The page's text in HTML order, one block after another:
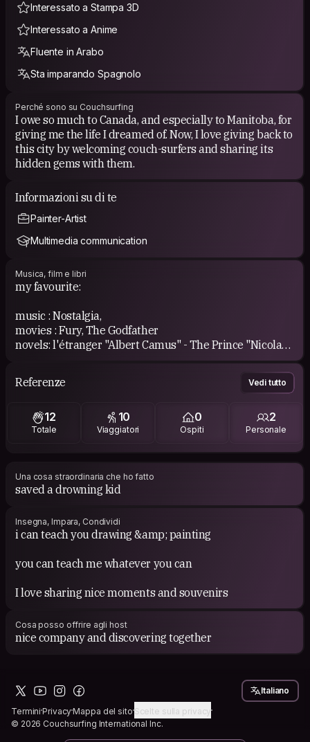
Interessato a Stampa 3D
Interessato a Anime
Fluente in Arabo
Sta imparando Spagnolo
Perché sono su Couchsurfing
I owe so much to Canada, and especially to Manitoba, for
giving me the life I dreamed of. Now, I love giving back to
this city by welcoming couch-surfers and sharing its
hidden gems with them.
Informazioni su di te
Painter-Artist
Multimedia communication
Musica, film e libri
my favourite:
music : Nostalgia,
movies : Fury, The Godfather
novels: l'étranger "Albert Camus" - The Prince "Nicolas
Referenze
Vedi tutto
12
Totale
10
Viaggiatori
0
Ospiti
2
Personale
Una cosa straordinaria che ho fatto
saved a drowning kid
Insegna, Impara, Condividi
i can teach you drawing &amp; painting
you can teach me whatever you can
I love sharing nice moments and souvenirs
Cosa posso offrire agli host
nice company and discovering together
TerminiPrivacyMappa del sitoScelte sulla privacy
© 2026 Couchsurfing International Inc.
Italiano